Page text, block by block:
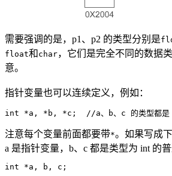
需要强调的是，p1、p2 的类型分别是
float和 char，它们是完全不同的数据
意。
指针变量也可以连续定义，例如：
int *a, *b, *c;  //a、b、c 的类型都
注意每个变量前面都要带*。如果写成
a 是指针变量，b、c 都是类型为 int 的普
int *a, b, c;